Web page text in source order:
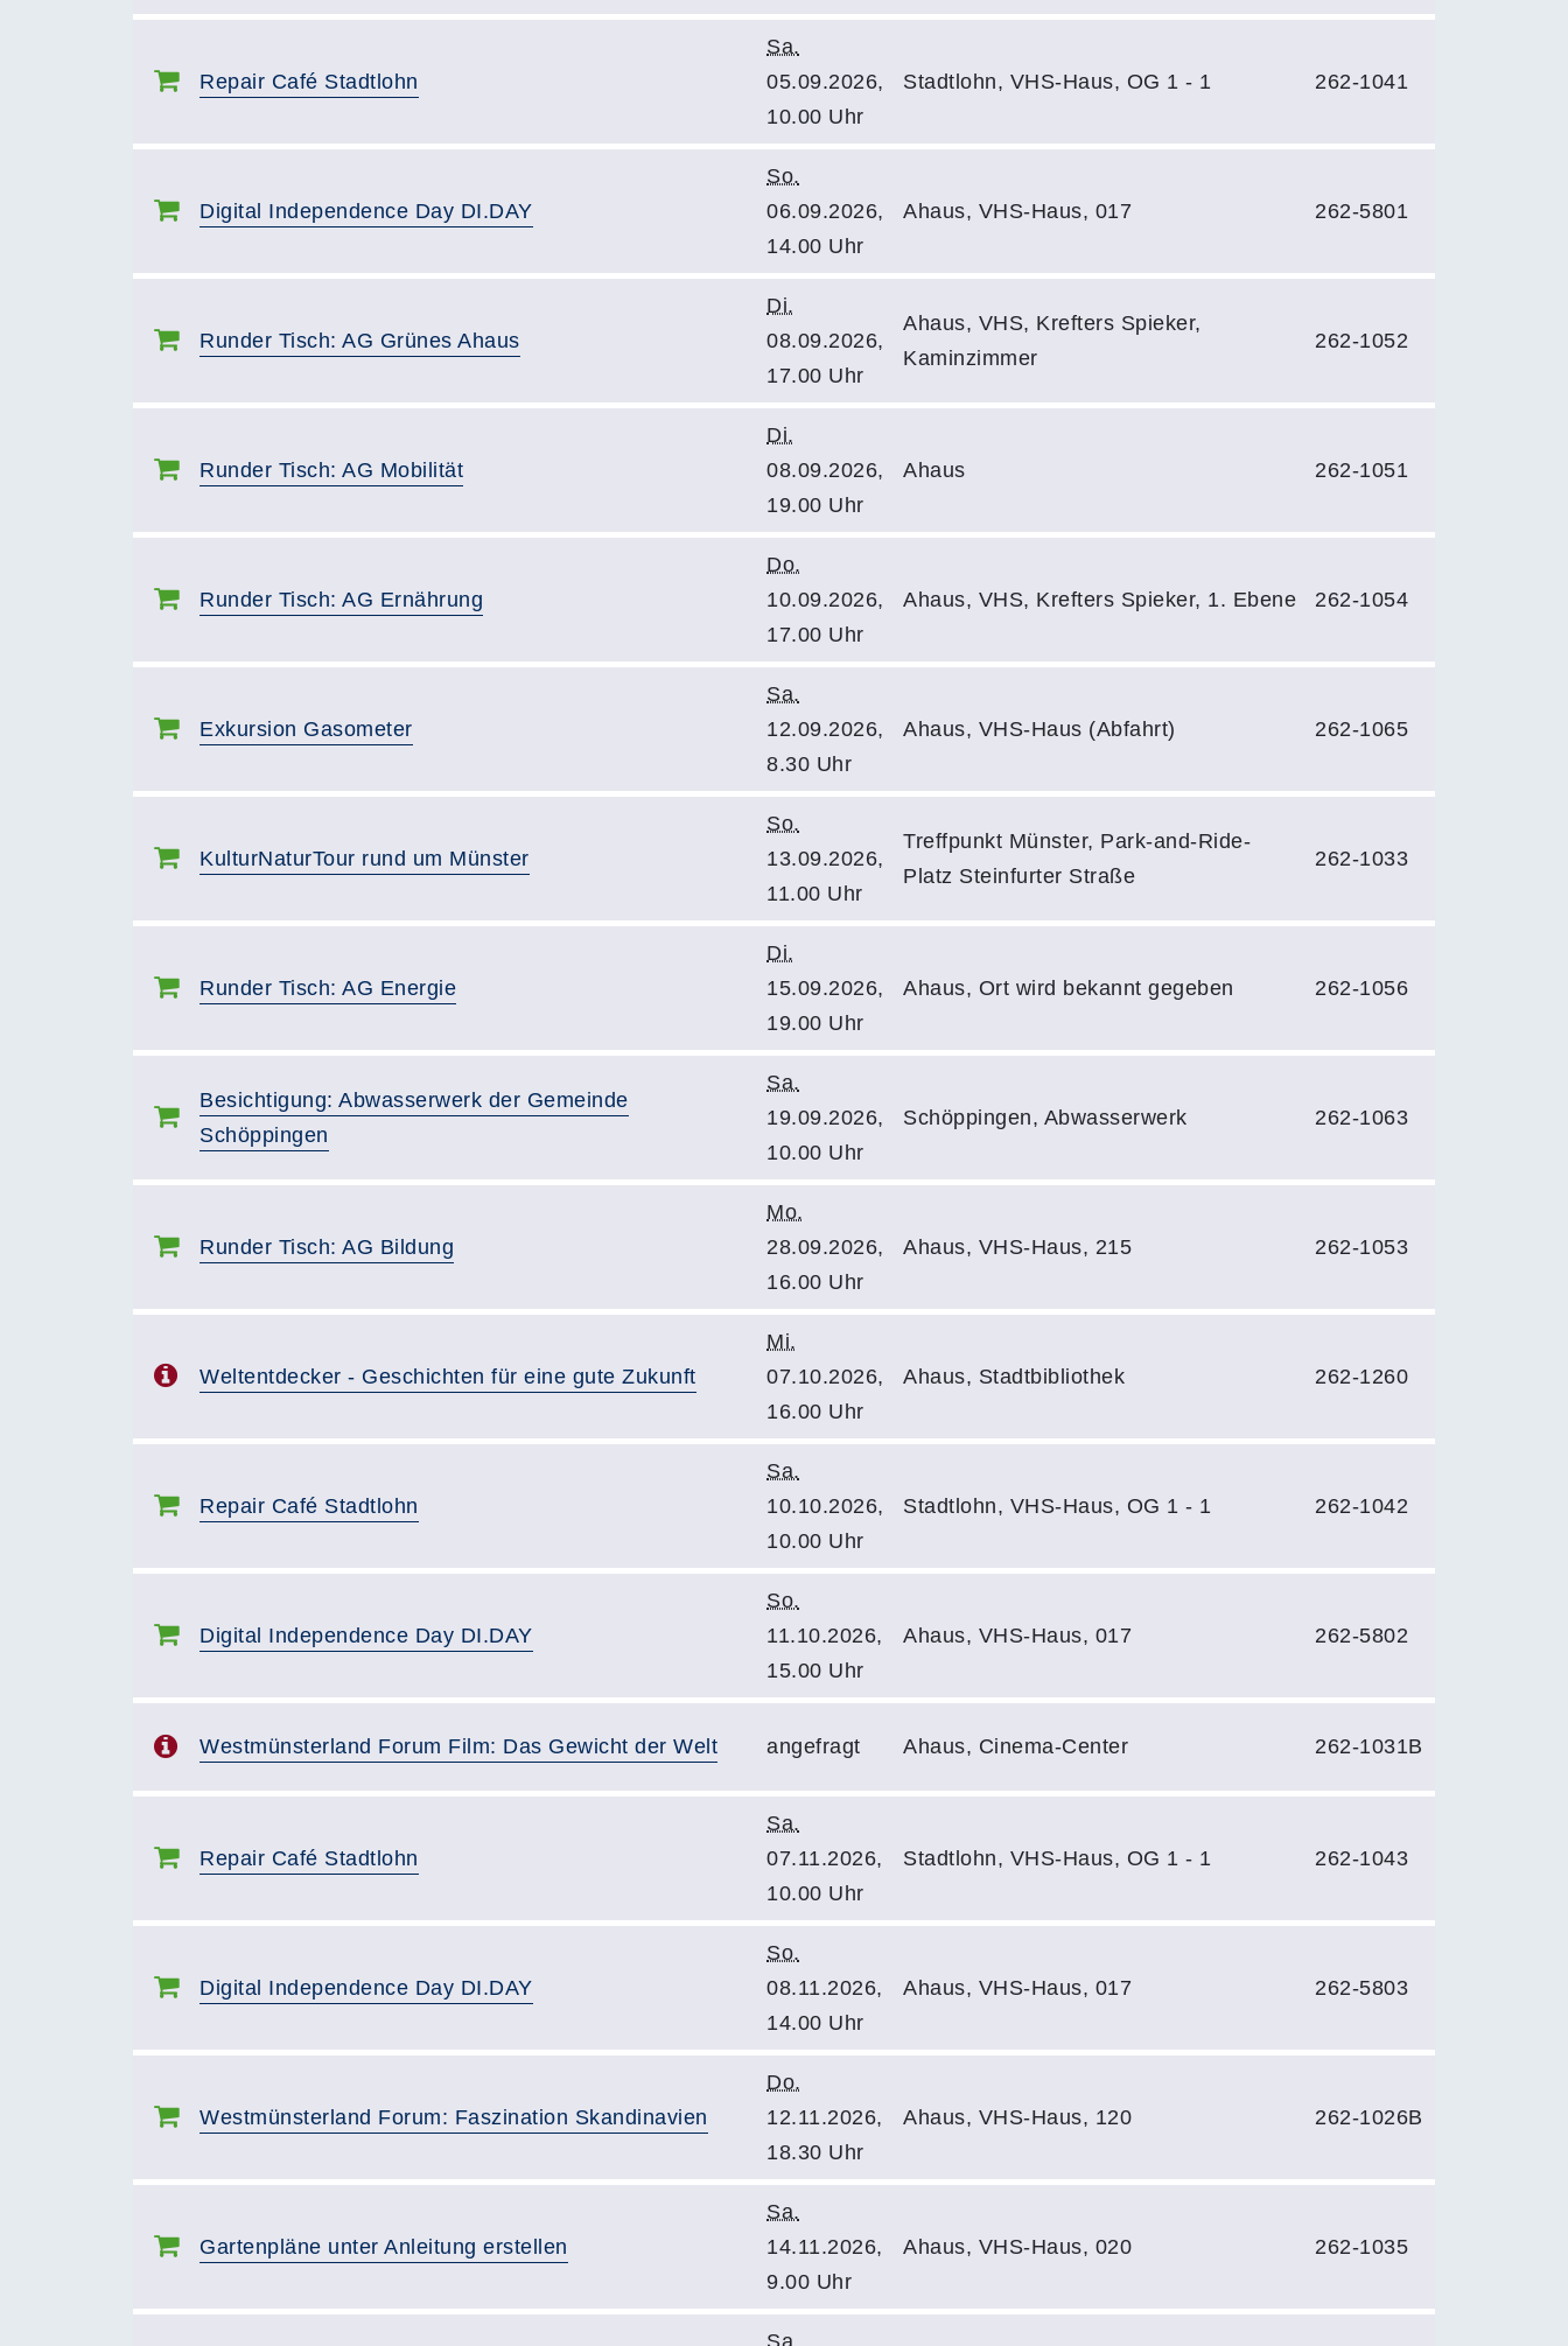
Repair Café Stadtlohn
Sa.
05.09.2026,
10.00 Uhr
Stadtlohn, VHS-Haus, OG 1 - 1 262-1041
Digital Independence Day DI.DAY
So.
06.09.2026,
14.00 Uhr
Ahaus, VHS-Haus, 017 262-5801
Runder Tisch: AG Grünes Ahaus
Di.
08.09.2026,
17.00 Uhr
Ahaus, VHS, Krefters Spieker,
Kaminzimmer
262-1052
Runder Tisch: AG Mobilität
Di.
08.09.2026,
19.00 Uhr
Ahaus 262-1051
Runder Tisch: AG Ernährung
Do.
10.09.2026,
17.00 Uhr
Ahaus, VHS, Krefters Spieker, 1. Ebene 262-1054
Exkursion Gasometer
Sa.
12.09.2026,
8.30 Uhr
Ahaus, VHS-Haus (Abfahrt) 262-1065
KulturNaturTour rund um Münster
So.
13.09.2026,
11.00 Uhr
Treffpunkt Münster, Park-and-Ride-
Platz Steinfurter Straße
262-1033
Runder Tisch: AG Energie
Di.
15.09.2026,
19.00 Uhr
Ahaus, Ort wird bekannt gegeben 262-1056
Besichtigung: Abwasserwerk der Gemeinde
Schöppingen
Sa.
19.09.2026,
10.00 Uhr
Schöppingen, Abwasserwerk 262-1063
Runder Tisch: AG Bildung
Mo.
28.09.2026,
16.00 Uhr
Ahaus, VHS-Haus, 215 262-1053
Weltentdecker - Geschichten für eine gute Zukunft
Mi.
07.10.2026,
16.00 Uhr
Ahaus, Stadtbibliothek 262-1260
Repair Café Stadtlohn
Sa.
10.10.2026,
10.00 Uhr
Stadtlohn, VHS-Haus, OG 1 - 1 262-1042
Digital Independence Day DI.DAY
So.
11.10.2026,
15.00 Uhr
Ahaus, VHS-Haus, 017 262-5802
Westmünsterland Forum Film: Das Gewicht der Welt angefragt Ahaus, Cinema-Center 262-1031B
Repair Café Stadtlohn
Sa.
07.11.2026,
10.00 Uhr
Stadtlohn, VHS-Haus, OG 1 - 1 262-1043
Digital Independence Day DI.DAY
So.
08.11.2026,
14.00 Uhr
Ahaus, VHS-Haus, 017 262-5803
Westmünsterland Forum: Faszination Skandinavien
Do.
12.11.2026,
18.30 Uhr
Ahaus, VHS-Haus, 120 262-1026B
Gartenpläne unter Anleitung erstellen
Sa.
14.11.2026,
9.00 Uhr
Ahaus, VHS-Haus, 020 262-1035
Sa.